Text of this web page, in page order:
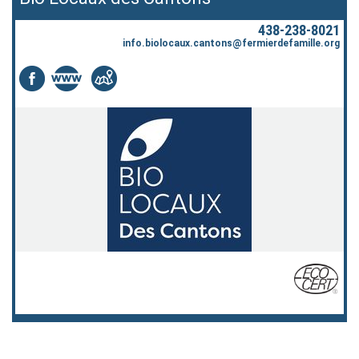
438-238-8021
info.biolocaux.cantons@fermierdefamille.org